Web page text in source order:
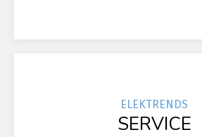
ELEKTRENDS
SERVICE